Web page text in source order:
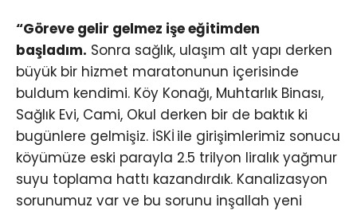
“Göreve gelir gelmez işe eğitimden
başladım. Sonra sağlık, ulaşım alt yapı derken
büyük bir hizmet maratonunun içerisinde
buldum kendimi. Köy Konağı, Muhtarlık Binası,
Sağlık Evi, Cami, Okul derken bir de baktık ki
bugünlere gelmişiz. İSKİ ile girişimlerimiz sonucu
köyümüze eski parayla 2.5 trilyon liralık yağmur
suyu toplama hattı kazandırdık. Kanalizasyon
sorunumuz var ve bu sorunu inşallah yeni